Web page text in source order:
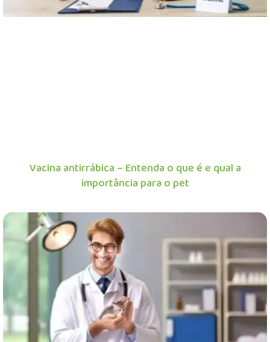
Vacina antirrábica – Entenda o que é e qual a
importância para o pet